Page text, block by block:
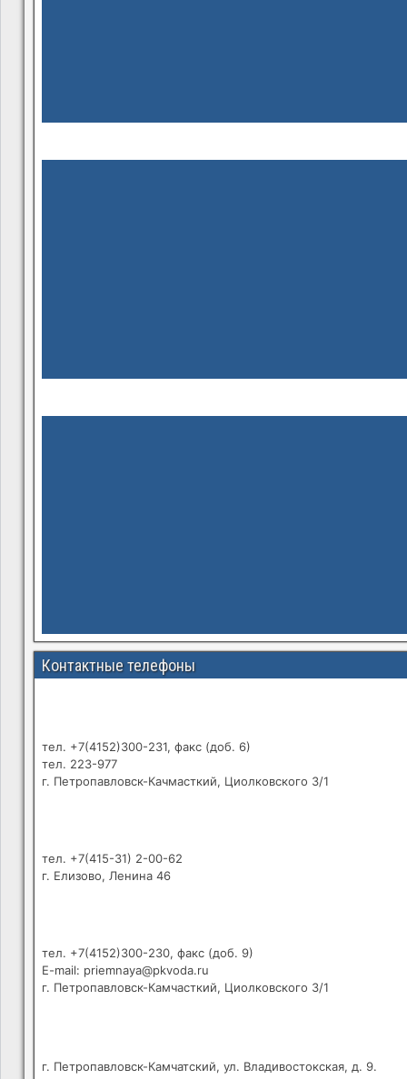
Контактные телефоны
тел. +7(4152)300-231, факс (доб. 6)
тел. 223-977
г. Петропавловск-Качмасткий, Циолковского 3/1
тел. +7(415-31) 2-00-62
г. Елизово, Ленина 46
тел. +7(4152)300-230, факс (доб. 9)
E-mail: priemnaya@pkvoda.ru
г. Петропавловск-Камчасткий, Циолковского 3/1
г. Петропавловск-Камчатский, ул. Владивостокская, д. 9.